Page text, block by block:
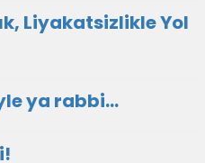
Liyakatsizlikle Yol
ya rabbi...